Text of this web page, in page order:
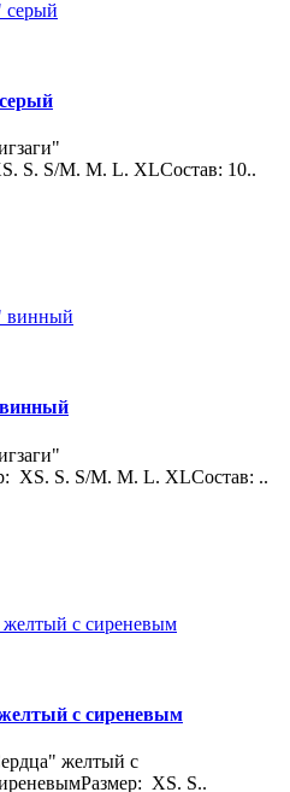
S. S/M. M. L. XLСостав: 10..
XS. S. S/M. M. L. XLСостав: ..
с сиреневым
желтый с
XS. S..